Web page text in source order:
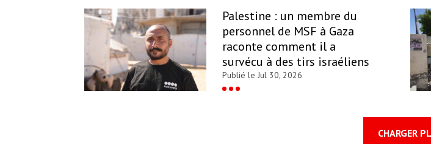
Palestine : un membre du
personnel de MSF à Gaza
raconte comment il a
survécu à des tirs israéliens
Publié le Jul 30, 2026
CHARGER